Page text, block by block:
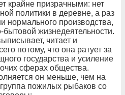
крайне призрачными: нет
политики в деревне, а раз
нормального производства,
жизнедеятельности.
читает и
потому, что она ратует за
государства и усиление
сферах общества.
он меньше, чем на
пожилых рыбаков со